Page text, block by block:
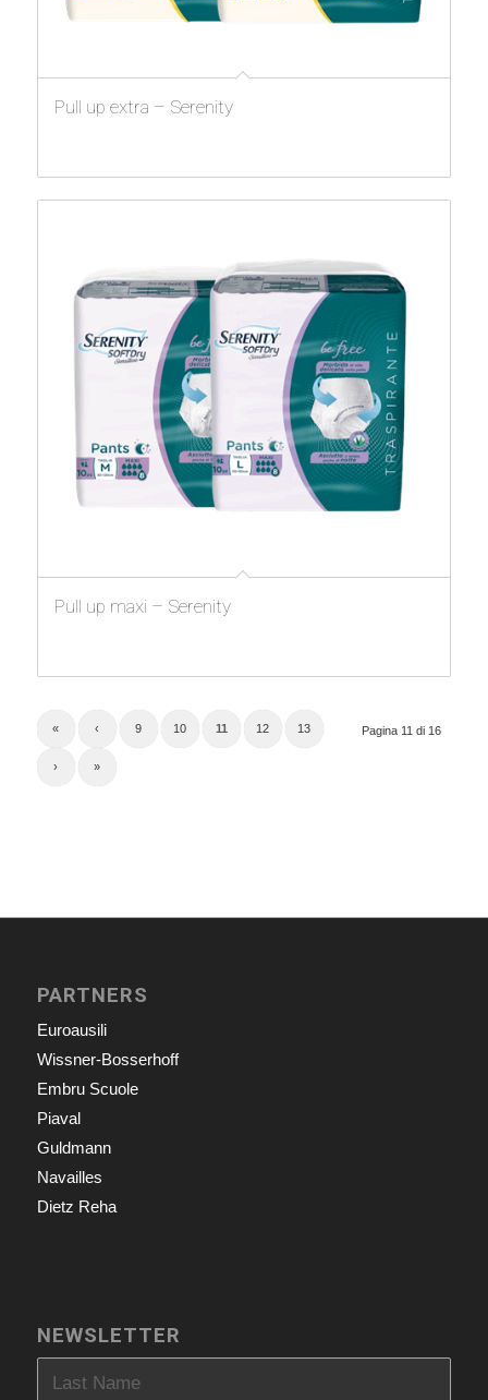
Pull up extra – Serenity
Pull up maxi – Serenity
Pagina 11 di 16
« ‹ 9 10 11 12 13
› »
PARTNERS
Euroausili
Wissner-Bosserhoff
Embru Scuole
Piaval
Guldmann
Navailles
Dietz Reha
NEWSLETTER